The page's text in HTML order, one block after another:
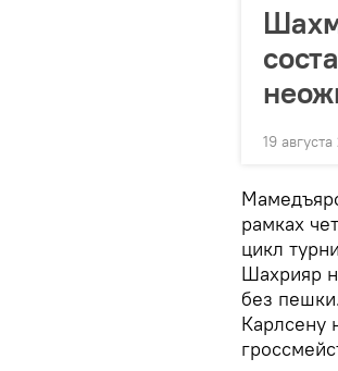
19
рамках
цикл
Шахрияр
без
Карлсену